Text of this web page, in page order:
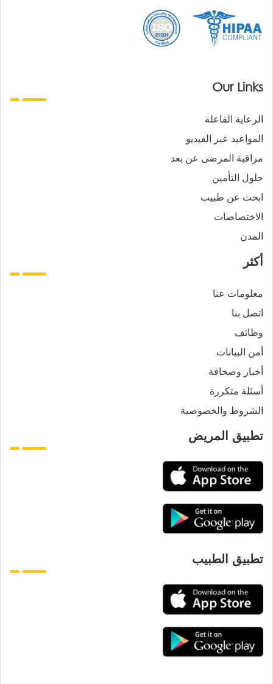
Our Links
الرعاية الفاعلة
المواعيد عبر الفيديو
مراقبة المرضى عن بعد
حلول التأمين
ابحث عن طبيب
الاختصاصات
المدن
أكثر
معلومات عنا
اتصل بنا
وظائف
أمن البيانات
أخبار وصحافة
أسئلة متكررة
الشروط والخصوصية
تطبيق المريض
تطبيق الطبيب